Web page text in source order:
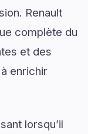
Renault
complète du
et des
enrichir
lorsqu’il